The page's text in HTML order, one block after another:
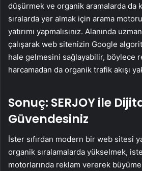
düşürmek ve organik aramalarda da
sıralarda yer almak için arama
yatırımı yapmalısınız. Alanında
çalışarak web sitenizin Google
hale gelmesini sağlayabilir, böylece
harcamadan da organik trafik akışı
Sonuç: SERJOY ile
Güvendesiniz
İster sıfırdan modern bir web sitesi
organik sıralamalarda yükselmek,
motorlarında reklam vererek